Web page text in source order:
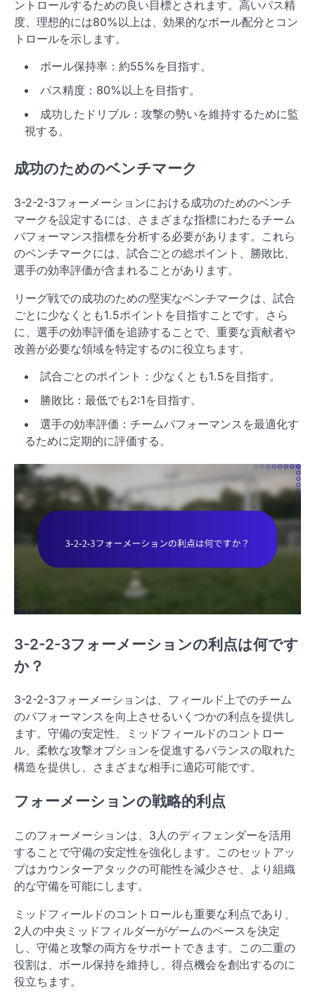
ントロールするための良い目標とされます。高いパス精
度、理想的には80%以上は、効果的なボール配分とコン
トロールを示します。
ボール保持率：約55%を目指す。
パス精度：80%以上を目指す。
成功したドリブル：攻撃の勢いを維持するために監
視する。
成功のためのベンチマーク
3-2-2-3フォーメーションにおける成功のためのベンチ
マークを設定するには、さまざまな指標にわたるチーム
パフォーマンス指標を分析する必要があります。これら
のベンチマークには、試合ごとの総ポイント、勝敗比、
選手の効率評価が含まれることがあります。
リーグ戦での成功のための堅実なベンチマークは、試合
ごとに少なくとも1.5ポイントを目指すことです。さら
に、選手の効率評価を追跡することで、重要な貢献者や
改善が必要な領域を特定するのに役立ちます。
試合ごとのポイント：少なくとも1.5を目指す。
勝敗比：最低でも2:1を目指す。
選手の効率評価：チームパフォーマンスを最適化す
るために定期的に評価する。
3-2-2-3フォーメーションの利点は何です
か？
3-2-2-3フォーメーションは、フィールド上でのチーム
のパフォーマンスを向上させるいくつかの利点を提供し
ます。守備の安定性、ミッドフィールドのコントロー
ル、柔軟な攻撃オプションを促進するバランスの取れた
構造を提供し、さまざまな相手に適応可能です。
フォーメーションの戦略的利点
このフォーメーションは、3人のディフェンダーを活用
することで守備の安定性を強化します。このセットアッ
プはカウンターアタックの可能性を減少させ、より組織
的な守備を可能にします。
ミッドフィールドのコントロールも重要な利点であり、
2人の中央ミッドフィルダーがゲームのペースを決定
し、守備と攻撃の両方をサポートできます。この二重の
役割は、ボール保持を維持し、得点機会を創出するのに
役立ちます。